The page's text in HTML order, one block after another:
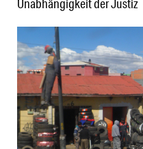
Unabhängigkeit der Justiz